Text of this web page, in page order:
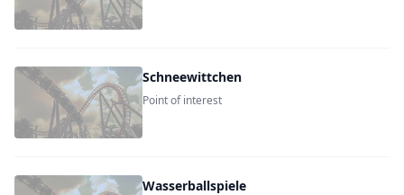
Schneewittchen
Point of interest
Wasserballspiele